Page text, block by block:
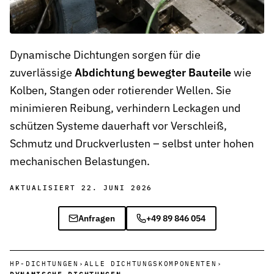
Chemieindustrie
Chemikalienbeständige Dichtungen für sichere Prozesse in
Hygienische Dichtungslösungen für Reinräume, Bioreaktoren
Energietechnik
Stabile Dichtungen für Kraftwerke, Turbinen und erneuerbare
Spritzgussmaschinen
Widerstandsfähige Dichtungen für Sortier-, Förder- und
Wasser- und Abwassertechnik
Korrosions- und chemikalienbeständige Dichtungen für Pumpen
Effiziente Dichtungslösungen für dynamische Antriebs- und
Dynamische Dichtungen sorgen für die
zuverlässige Abdichtung bewegter Bauteilewie
Kolben, Stangen oder rotierender Wellen. Sie
minimieren Reibung, verhindern Leckagen und
schützen Systeme dauerhaft vor Verschleiß,
Schmutz und Druckverlusten – selbst unter hohen
mechanischen Belastungen.
AKTUALISIERT 22. JUNI 2026
Anfragen +49 89 846 054
HP-DICHTUNGEN › ALLE DICHTUNGSKOMPONENTEN ›